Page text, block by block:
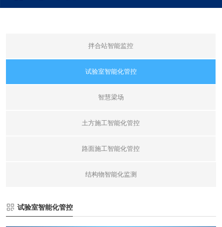
拌合站智能监控
试验室智能化管控
智慧梁场
土方施工智能化管控
路面施工智能化管控
结构物智能化监测
试验室智能化管控